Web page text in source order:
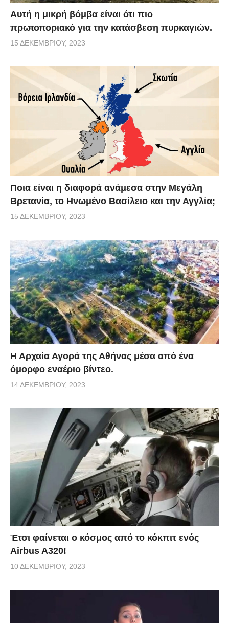
Αυτή η μικρή βόμβα είναι ότι πιο
πρωτοποριακό για την κατάσβεση πυρκαγιών.
15 ΔΕΚΕΜΒΡΊΟΥ, 2023
Ποια είναι η διαφορά ανάμεσα στην Μεγάλη
Βρετανία, το Ηνωμένο Βασίλειο και την Αγγλία;
15 ΔΕΚΕΜΒΡΊΟΥ, 2023
Η Αρχαία Αγορά της Αθήνας μέσα από ένα
όμορφο εναέριο βίντεο.
14 ΔΕΚΕΜΒΡΊΟΥ, 2023
Έτσι φαίνεται ο κόσμος από το κόκπιτ ενός
Airbus A320!
10 ΔΕΚΕΜΒΡΊΟΥ, 2023